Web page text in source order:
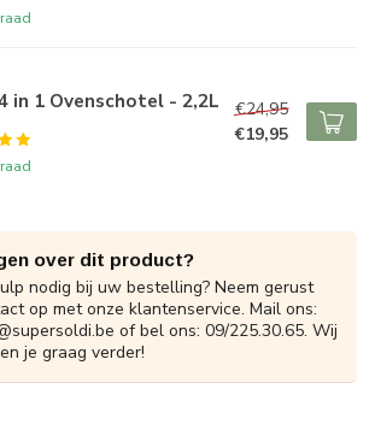
in 1 Ovenschotel - 2,2L
€24,95
€19,95
over dit product?
nodig bij uw bestelling? Neem gerust
op met onze klantenservice. Mail ons:
of bel ons: 09/225.30.65. Wij
je graag verder!